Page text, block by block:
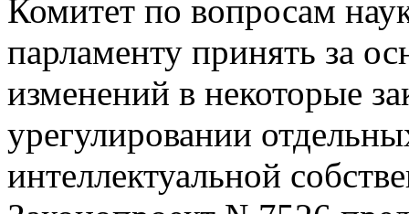
Комитет по вопросам
парламенту принять за
изменений в некоторые
урегулировании
интеллектуальной